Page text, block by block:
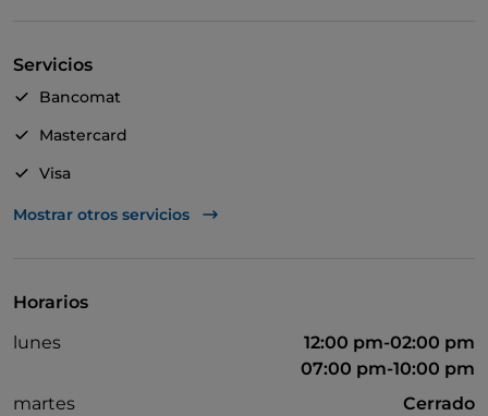
Servicios
Bancomat
Mastercard
Visa
Acceso para inválidos
Mostrar otros servicios
Horarios
lunes
12:00 pm-02:00 pm
07:00 pm-10:00 pm
martes
Cerrado